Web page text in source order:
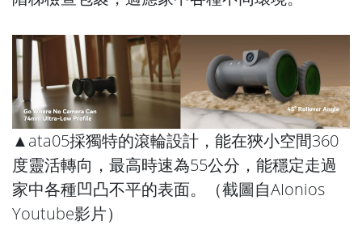
▲ata05採獨特的滾輪設計，能在狹小空間360
度靈活轉向，最高時速為55公分，能穩定走過
家中各種凹凸不平的表面。（截圖自AIonios
Youtube影片）